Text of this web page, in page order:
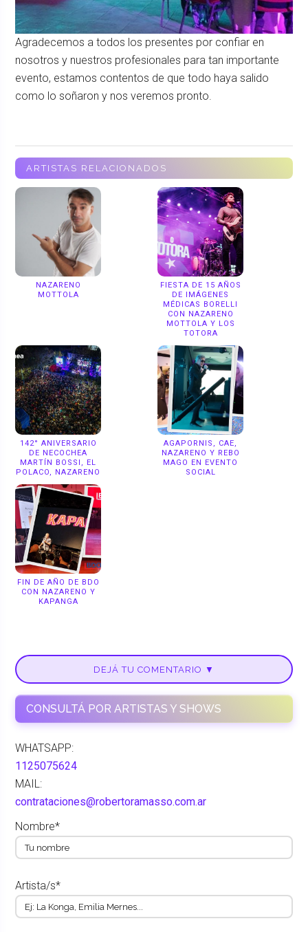
Agradecemos a todos los presentes por confiar en
nosotros y nuestros profesionales para tan importante
evento, estamos contentos de que todo haya salido
como lo soñaron y nos veremos pronto.
ARTISTAS RELACIONADOS
NAZARENO
MOTTOLA
FIESTA DE 15 AÑOS
DE IMÁGENES
MÉDICAS BORELLI
CON NAZARENO
MOTTOLA Y LOS
TOTORA
142° ANIVERSARIO
DE NECOCHEA
MARTÍN BOSSI, EL
POLACO, NAZARENO
AGAPORNIS, CAE,
NAZARENO Y REBO
MAGO EN EVENTO
SOCIAL
FIN DE AÑO DE BDO
CON NAZARENO Y
KAPANGA
DEJÁ TU COMENTARIO ▼
CONSULTÁ POR ARTISTAS Y SHOWS
WHATSAPP:
1125075624
MAIL:
contrataciones@robertoramasso.com.ar
Nombre*
Artista/s*